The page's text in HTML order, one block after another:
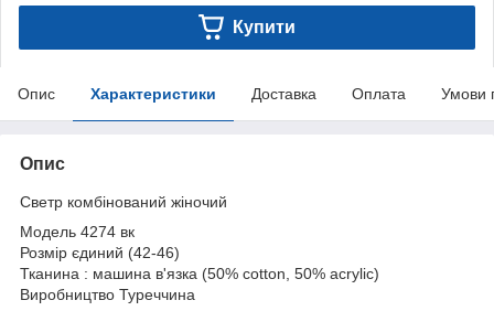
Купити
Опис Характеристики Доставка Оплата Умови
Опис
Светр комбінований жіночий
Модель 4274 вк
Розмір єдиний (42-46)
Тканина : машина в'язка (50% cotton, 50% acrylic)
Виробництво Туреччина